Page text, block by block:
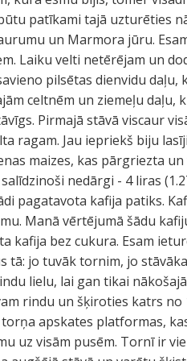
patīkami tajā uzturēties
un Marmora jūru.
Laiku velti netērējam un
pilsētas dienvidu
celtnēm un ziemeļu
Pirmajā stāvā viscaur
ragam. Jau iepriekš biju
maizes, kas pārgriezta
nedārgi - 4 liras
pagatavota kafija patiks.
Manā vērtējumā šādu
kafija bez cukura. Esam
tā: jo tuvāk tornim, jo
lielu, lai gan tikai
rindu un šķiroties katrs
apskates platformas,
uz visām pusēm. Tornī ir